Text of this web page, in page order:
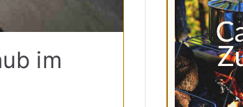
im